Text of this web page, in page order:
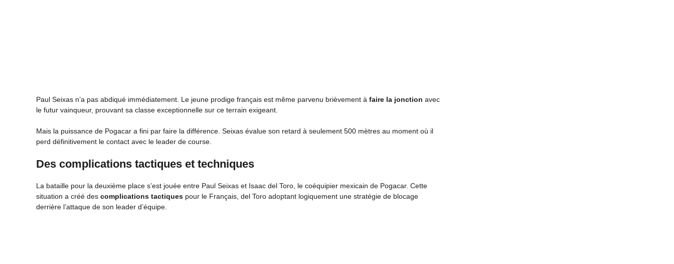
Paul Seixas n’a pas abdiqué immédiatement. Le jeune prodige français est même parvenu brièvement à faire la jonction avec
le futur vainqueur, prouvant sa classe exceptionnelle sur ce terrain exigeant.
Mais la puissance de Pogacar a fini par faire la différence. Seixas évalue son retard à seulement 500 mètres au moment où il
perd définitivement le contact avec le leader de course.
Des complications tactiques et techniques
La bataille pour la deuxième place s’est jouée entre Paul Seixas et Isaac del Toro, le coéquipier mexicain de Pogacar. Cette
situation a créé des complications tactiques pour le Français, del Toro adoptant logiquement une stratégie de blocage
derrière l’attaque de son leader d’équipe.